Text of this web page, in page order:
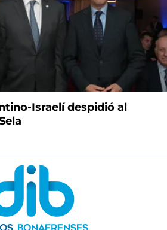
Israelí despidió al